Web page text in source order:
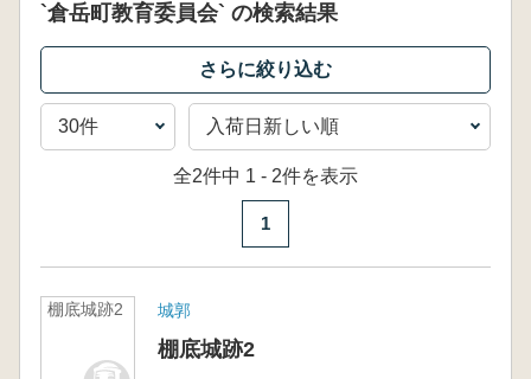
`倉岳町教育委員会` の検索結果
全2件中 1 - 2件を表示
1
棚底城跡2 城郭
棚底城跡2